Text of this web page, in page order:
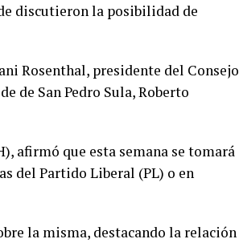
discutieron la posibilidad de
Rosenthal, presidente del Consejo
de San Pedro Sula, Roberto
afirmó que esta semana se tomará
del Partido Liberal (PL) o en
la misma, destacando la relación